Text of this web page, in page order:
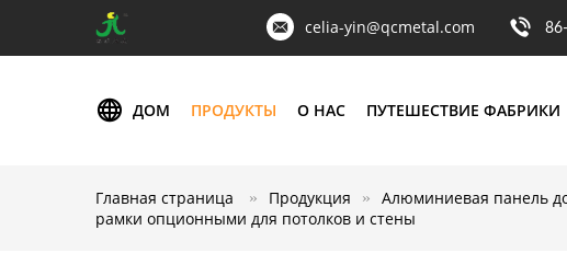
celia-yin@qcmetal.com
ДОМ ПРОДУКТЫ О НАС ПУТЕШЕСТВИЕ ФАБРИКИ
Главная страница Продукция Алюминиевая панель
рамки опционными для потолков и стены